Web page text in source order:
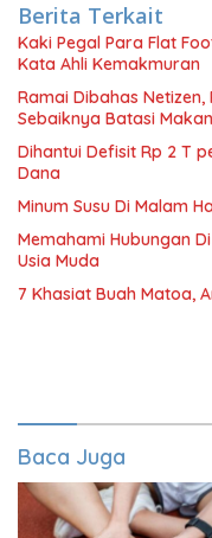
Berita Terkait
Kaki Pegal Para Flat
Kata Ahli Kemakmuran
Ramai Dibahas
Sebaiknya Batasi
Dihantui Defisit Rp 2 T
Dana
Minum Susu Di Malam
Memahami Hubungan
Usia Muda
7 Khasiat Buah Matoa,
Baca Juga